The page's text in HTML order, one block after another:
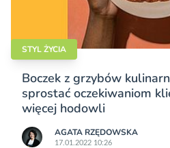
STYL ŻYCIA
Boczek z grzybów
sprostać oczekiwaniom
więcej hodowli
AGATA RZĘDOWSKA
17.01.2022 10:26